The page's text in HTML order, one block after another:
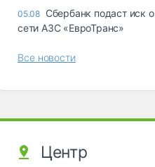
05.08 Сбербанк подаст иск
сети АЗС «ЕвроТранс»
Все новости
Центр